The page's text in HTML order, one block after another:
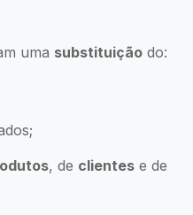
uma substituição do:
, de clientes e de